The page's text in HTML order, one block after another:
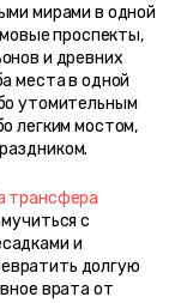
мирами в одной
проспекты,
и древних
места в одной
утомительным
легким мостом,
трансфера
с
и
долгую
врата от